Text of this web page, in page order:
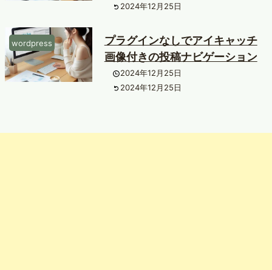
2024年12月25日
wordpress
プラグインなしでアイキャッチ
画像付きの投稿ナビゲーション
2024年12月25日
2024年12月25日